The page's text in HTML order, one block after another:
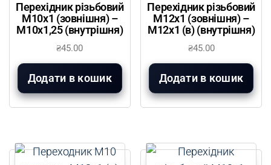
Перехідник різьбовий
М10х1 (зовнішня) –
М10х1,25 (внутрішня)
₴45.00
Додати в кошик
Перехідник різьбовий
М12х1 (зовнішня) –
М12х1 (в) (внутрішня)
₴45.00
Додати в кошик